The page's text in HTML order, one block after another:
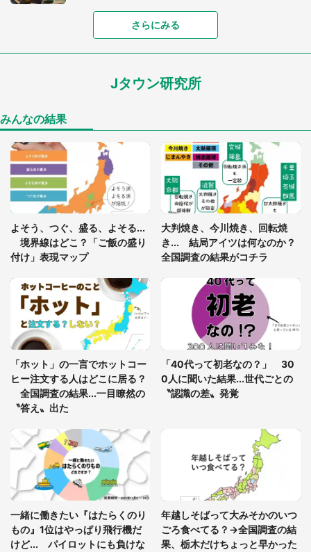
「富豪すぎ」1歳息子の〝店頭駄々こね〟の内容に1.
7万人驚がく 「お菓子売り場ならまだしも...」「ハ
ードル高い」
あまりにも四角すぎる猫、激写される 「これもう
「閉所恐怖症の私は新幹線で大パニック。隣席の青
年に『手を繋いで』とお願いしたら...」 体験談に
8万人感動
グっちゃってた〝野生の野菜〟に6.5万人戦慄
「○○がない街に住んでいます」住人の呟きに30万
人驚がく 何が存在しないか、あなたはわかる？
「修学旅行に途中参加する娘を送って行ったら、真
っ暗な道で遭難状態。なんとか見つけた民家に助け
を求めると、住人の男性が...」
さらにみる
Jタウン研究所
みんなの結果
よそう、つぐ、盛る、よそる...
境界線はどこ？「ご飯の盛り
付け」表現マップ
大判焼き、今川焼き、回転焼
き... 結局アイツは何なのか？
全国調査の結果がコチラ
「ホット」の一言でホットコー
ヒー注文する人はどこに居る？
全国調査の結果...一目瞭然の
〝答え〟出た
「40代って初老なの？」 30
0人に聞いた結果...世代ごとの
〝認識の差〟発覚
一緒に働きたい『はたらくのり
もの』1位はやっぱり飛行機だ
けど... パイロットにも負けな
年越しそばって大みそかのいつ
ごろ食べてる？→全国調査の結
果、栃木だけちょっと早かった